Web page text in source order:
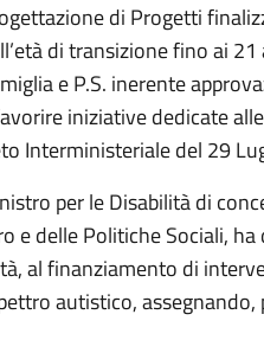
di Progetti
di transizione fino ai
e P.S. inerente
iniziative dedicate
Interministeriale del 29
per le Disabilità di
e delle Politiche Sociali,
al finanziamento di
autistico,